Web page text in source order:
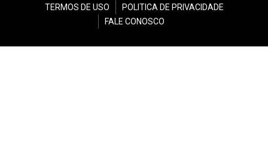
TERMOS DE USO
POLITICA DE PRIVACIDADE
FALE CONOSCO